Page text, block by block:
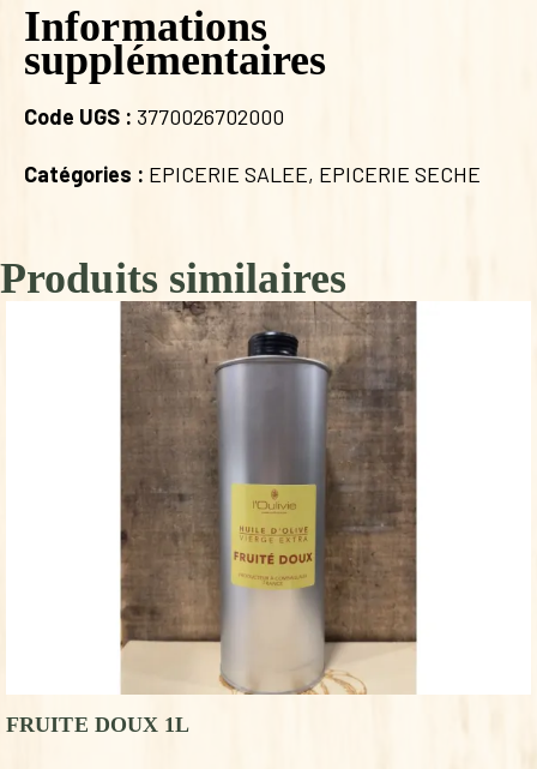
Informations
supplémentaires
Code UGS : 3770026702000
Catégories : EPICERIE SALEE, EPICERIE SECHE
Produits similaires
FRUITE DOUX 1L